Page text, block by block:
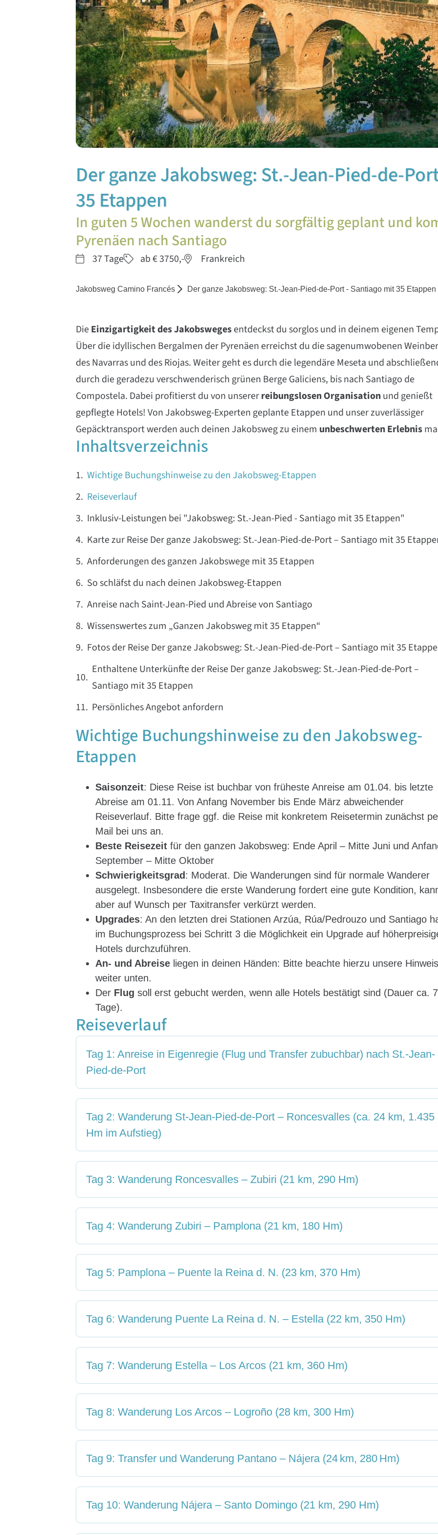
Der ganze Jakobsweg: St.-Jean-Pied-de-
35 Etappen
In guten 5 Wochen wanderst du sorgfältig geplant und
Pyrenäen nach Santiago
37 Tage ab € 3750,- Frankreich
Jakobsweg Camino Francés Der ganze Jakobsweg: St.-Jean-Pied-de-Port - Santiago mit 35 Etappen
DieEinzigartigkeit des Jakobswegesentdeckst du sorglos und in deinem eigenen
Über die idyllischen Bergalmen der Pyrenäen erreichst du die sagenumwobenen
des Navarras und des Riojas. Weiter geht es durch die legendäre Meseta und
durch die geradezu verschwenderisch grünen Berge Galiciens, bis nach Santiago de
Compostela. Dabei profitierst du von unsererreibungslosen Organisationund genießt
gepflegte Hotels! Von Jakobsweg-Experten geplante Etappen und unser zuverlässiger
Gepäcktransport werden auch deinen Jakobsweg zu einem unbeschwerten Erlebnis
Inhaltsverzeichnis
Wichtige Buchungshinweise zu den Jakobsweg-Etappen
Reiseverlauf
Inklusiv-Leistungen bei "Jakobsweg: St.-Jean-Pied - Santiago mit 35 Etappen"
Karte zur Reise Der ganze Jakobsweg: St.-Jean-Pied-de-Port – Santiago mit 35
Anforderungen des ganzen Jakobswege mit 35 Etappen
So schläfst du nach deinen Jakobsweg-Etappen
Anreise nach Saint-Jean-Pied und Abreise von Santiago
Wissenswertes zum „Ganzen Jakobsweg mit 35 Etappen“
Fotos der Reise Der ganze Jakobsweg: St.-Jean-Pied-de-Port – Santiago mit 35
Enthaltene Unterkünfte der Reise Der ganze Jakobsweg: St.-Jean-Pied-de-Port –
Santiago mit 35 Etappen
Persönliches Angebot anfordern
Wichtige Buchungshinweise zu den Jakobsweg-
Etappen
Saisonzeit: Diese Reise ist buchbar von früheste Anreise am 01.04. bis letzte
Abreise am 01.11. Von Anfang November bis Ende März abweichender
Reiseverlauf. Bitte frage ggf. die Reise mit konkretem Reisetermin zunächst
Mail bei uns an.
Beste Reisezeitfür den ganzen Jakobsweg: Ende April – Mitte Juni und
September – Mitte Oktober
Schwierigkeitsgrad : Moderat. Die Wanderungen sind für normale Wanderer
ausgelegt. Insbesondere die erste Wanderung fordert eine gute Kondition,
aber auf Wunsch per Taxitransfer verkürzt werden.
Upgrades: An den letzten drei Stationen Arzúa, Rúa/Pedrouzo und Santiago
im Buchungsprozess bei Schritt 3 die Möglichkeit ein Upgrade auf
Hotels durchzuführen.
An- und Abreiseliegen in deinen Händen: Bitte beachte hierzu unsere
weiter unten.
Der Flug soll erst gebucht werden, wenn alle Hotels bestätigt sind (Dauer ca.
Tage).
Reiseverlauf
Tag 1: Anreise in Eigenregie (Flug und Transfer zubuchbar) nach St.-Jean-
Pied-de-Port
Tag 2: Wanderung St-Jean-Pied-de-Port – Roncesvalles (ca. 24 km, 1.435
Hm im Aufstieg)
Tag 3: Wanderung Roncesvalles – Zubiri (21 km, 290 Hm)
Tag 4: Wanderung Zubiri – Pamplona (21 km, 180 Hm)
Tag 5: Pamplona – Puente la Reina d. N. (23 km, 370 Hm)
Tag 6: Wanderung Puente La Reina d. N. – Estella (22 km, 350 Hm)
Tag 7: Wanderung Estella – Los Arcos (21 km, 360 Hm)
Tag 8: Wanderung Los Arcos – Logroño (28 km, 300 Hm)
Tag 9: Transfer und Wanderung Pantano – Nájera (24 km, 280 Hm)
Tag 10: Wanderung Nájera – Santo Domingo (21 km, 290 Hm)